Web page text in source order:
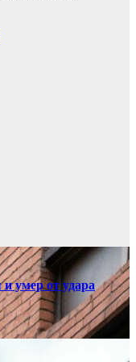
умер от удара